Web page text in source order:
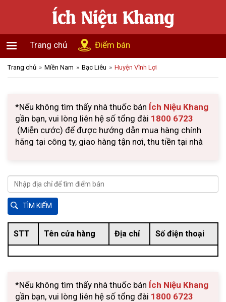
Trang chủ Điểm bán
Trang chủ Miền Nam Bạc Liêu Huyện Vĩnh Lợi
*Nếu không tìm thấy nhà thuốc bán Ích Niệu Khang
gần bạn, vui lòng liên hệ số tổng đài 1800 6723
(Miễn cước) để được hướng dẫn mua hàng chính
hãng tại công ty, giao hàng tận nơi, thu tiền tại nhà
STT Tên cửa hàng Địa chỉ Số điện thoại
*Nếu không tìm thấy nhà thuốc bán Ích Niệu Khang
gần bạn, vui lòng liên hệ số tổng đài 1800 6723